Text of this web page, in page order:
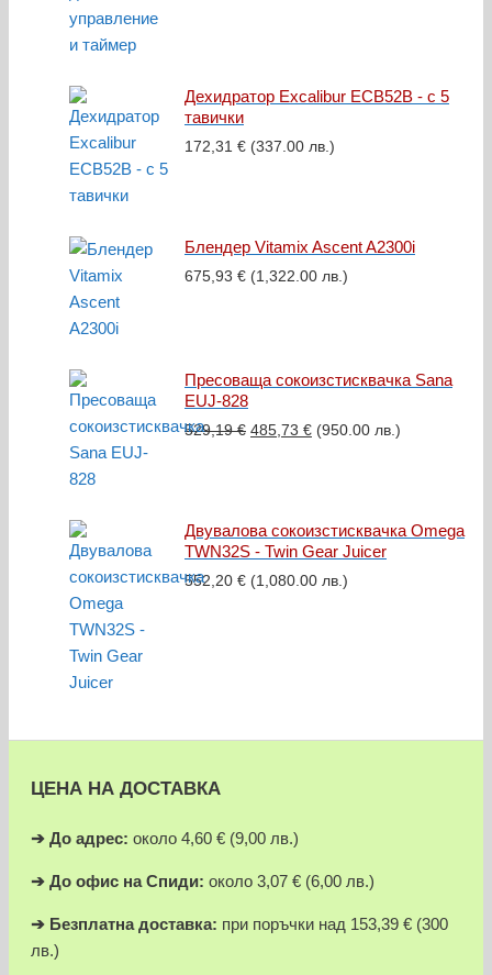
Дехидратор Excalibur ECB52B - с 5
тавички
172,31 € (337.00 лв.)
Блендер Vitamix Ascent A2300i
675,93 € (1,322.00 лв.)
Пресоваща сокоизстисквачка Sana
EUJ-828
529,19€ Original
485,73 €Текущата
(950.00 лв.)
Двувалова сокоизстисквачка Omega
TWN32S - Twin Gear Juicer
552,20 € (1,080.00 лв.)
ЦЕНА НА ДОСТАВКА
➔ До адрес: около 4,60 € (9,00 лв.)
➔ До офис на Спиди: около 3,07 € (6,00 лв.)
➔ Безплатна доставка: при поръчки над 153,39 € (300
лв.)